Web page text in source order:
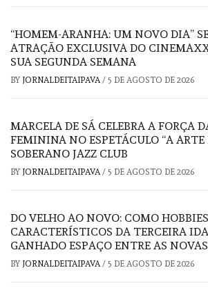
“HOMEM-ARANHA: UM NOVO DIA”
ATRAÇÃO EXCLUSIVA DO
SUA SEGUNDA SEMANA
BY JORNALDEITAIPAVA/ 5 DE AGOSTO DE 2026
MARCELA DE SÁ CELEBRA A FORÇA
FEMININA NO ESPETÁCULO “A ARTE
SOBERANO JAZZ CLUB
BY JORNALDEITAIPAVA/ 5 DE AGOSTO DE 2026
DO VELHO AO NOVO: COMO HOBBIES
CARACTERÍSTICOS DA TERCEIRA
GANHADO ESPAÇO ENTRE AS
BY JORNALDEITAIPAVA/ 5 DE AGOSTO DE 2026